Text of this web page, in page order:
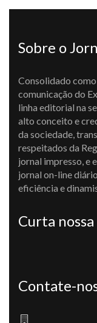
Sobre o
Consolidado
comunicação do
linha editorial na
alto conceito e
da sociedade,
respeitados da
jornal impresso, e
jornal on-line
eficiência e
Curta
Contate-